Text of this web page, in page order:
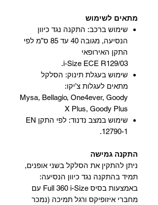
מתאים לשימוש
שימוש ברכב: התקנה נגד כיוון
הנסיעה, מגובה 40 עד 85 ס”מ לפי
התקן האירופאי
i-Size ECE R129/03.
שימוש בעגלת תינוק: הסלקל
מתאים לעגלות צ’יקו:
Mysa, Bellagio, One4ever, Goody
X Plus, Goody Plus
שימוש במצב נדנוד: לפי התקן EN
12790-1.
התקנה גמישה
ניתן להתקין את הסלקל בשני אופנים,
תמיד בהתקנה נגד כיוון הנסיעה:
באמצעות בסיס Full 360 i-Size עם
מחברי איזופיקס ורגל תמיכה (נמכר